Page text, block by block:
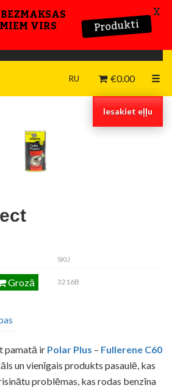
RU
Iesakiet eļļu
€0.00 ☰
SKU
Grozā 3216B
pamatā ir Polar Plus – Fullerene C60
un vienīgais produkts pasaulē, kas
problēmas, kas rodas benzīna
VIRS Produkti
X